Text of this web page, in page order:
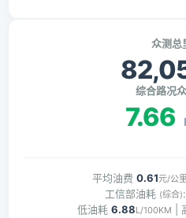
众测总
综合路况
7.66
平均油费 0.61元/公里
工信部油耗 (综合):
低油耗 6.88L/100KM |